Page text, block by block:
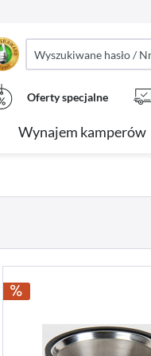
Oferty specjalne
Wynajem kamperów